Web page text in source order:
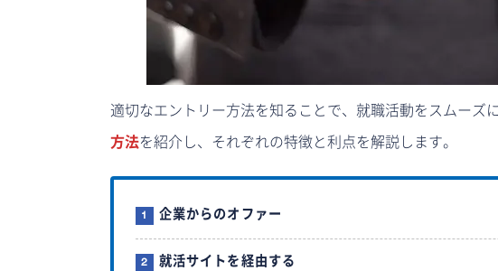
適切なエントリー方法を知ることで、就職活動をスムーズ
方法を紹介し、それぞれの特徴と利点を解説します。
企業からのオファー
就活サイトを経由する